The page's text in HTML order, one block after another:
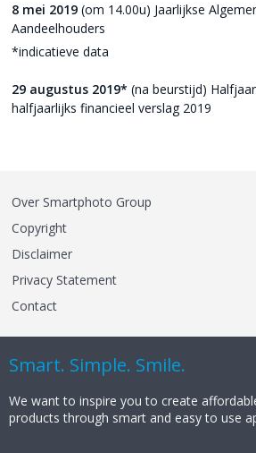
8 mei 2019 (om 14.00u) Jaarlijkse
Aandeelhouders
*indicatieve data
29 augustus 2019* (na beurstijd)
halfjaarlijks financieel verslag 2019
Over Smartphoto Group
Copyright
Disclaimer
Privacy Statement
Contact
Smart. Simple. Smile.
We want to inspire you to create
products through smart and easy to use